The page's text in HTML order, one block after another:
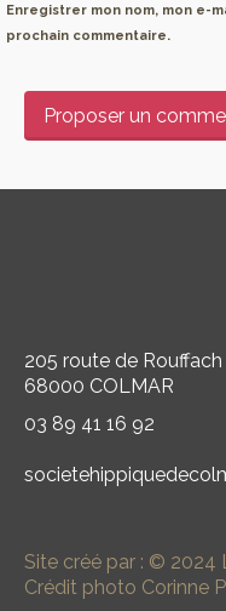
Enregistrer mon nom, mon e-
prochain commentaire.
205 route de Rouffach
68000 COLMAR
03 89 41 16 92
Site créé par : © 2024
Crédit photo Corinne